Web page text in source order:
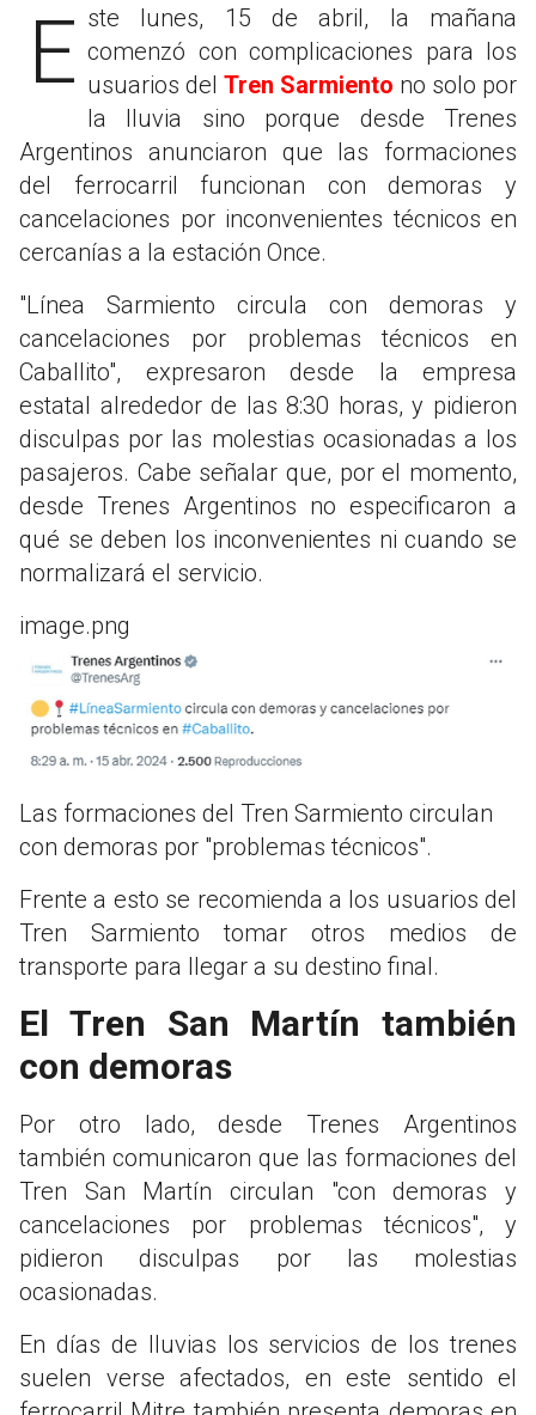
Este lunes, 15 de abril, la mañana comenzó con complicaciones para los
usuarios del Tren Sarmiento no solo por
la lluvia sino porque desde Trenes
Argentinos anunciaron que las formaciones
del ferrocarril funcionan con demoras y
cancelaciones por inconvenientes técnicos en
cercanías a la estación Once.
"Línea Sarmiento circula con demoras y
cancelaciones por problemas técnicos en
Caballito", expresaron desde la empresa
estatal alrededor de las 8:30 horas, y pidieron
disculpas por las molestias ocasionadas a los
pasajeros. Cabe señalar que, por el momento,
desde Trenes Argentinos no especificaron a
qué se deben los inconvenientes ni cuando se
normalizará el servicio.
image.png
Las formaciones del Tren Sarmiento circulan
con demoras por "problemas técnicos".
Frente a esto se recomienda a los usuarios del
Tren Sarmiento tomar otros medios de
transporte para llegar a su destino final.
El Tren San Martín también
con demoras
Por otro lado, desde Trenes Argentinos
también comunicaron que las formaciones del
Tren San Martín circulan "con demoras y
cancelaciones por problemas técnicos", y
pidieron disculpas por las molestias
ocasionadas.
En días de lluvias los servicios de los trenes
suelen verse afectados, en este sentido el